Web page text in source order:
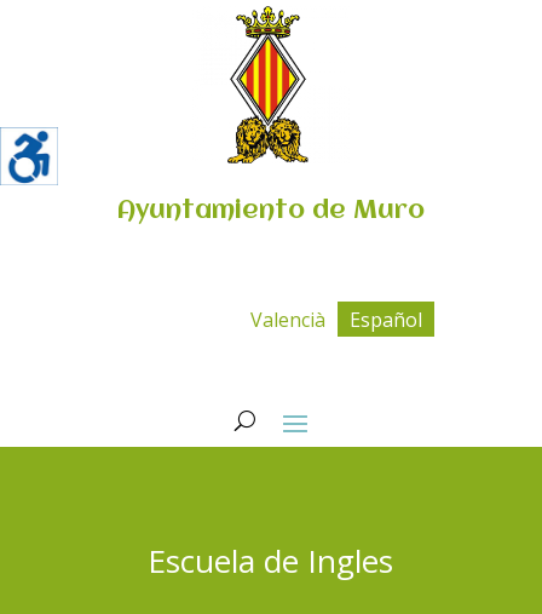
Ayuntamiento de Muro
Valencià Español
Escuela de Ingles